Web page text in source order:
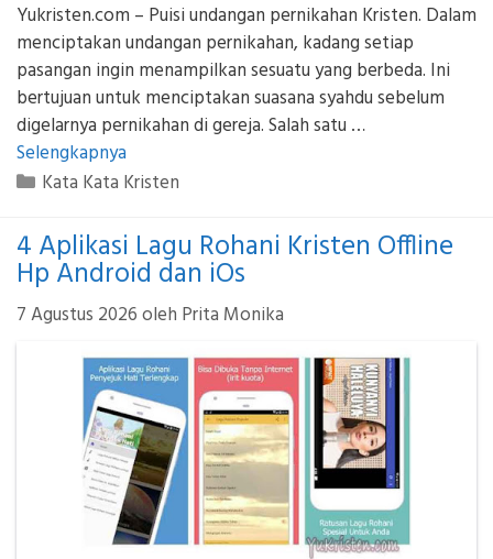
Yukristen.com – Puisi undangan pernikahan Kristen. Dalam
menciptakan undangan pernikahan, kadang setiap
pasangan ingin menampilkan sesuatu yang berbeda. Ini
bertujuan untuk menciptakan suasana syahdu sebelum
digelarnya pernikahan di gereja. Salah satu …
Selengkapnya
Kategori
Kata Kata Kristen
4 Aplikasi Lagu Rohani Kristen Offline
Hp Android dan iOs
7 Agustus 2026oleh Prita Monika